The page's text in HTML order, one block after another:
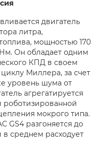
двигатель
литра,
мощностью 170
Он обладает одним
КПД в своем
Миллера, за счет
уровень шума от
агрегатируется
роботизированной
мокрого типа.
GS4 разгоняется до
в среднем расходует